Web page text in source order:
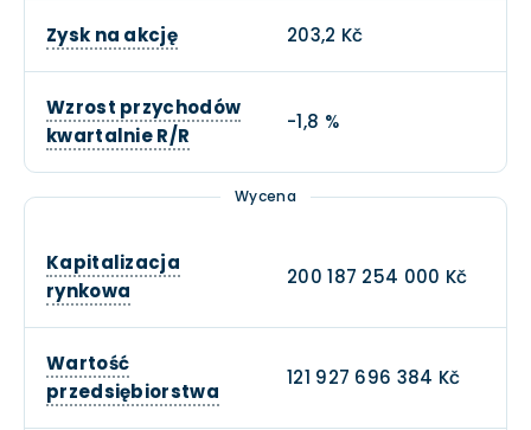
Zysk na akcję 203,2 Kč
Wzrost przychodów
kwartalnie R/R
-1,8 %
Wycena
Kapitalizacja
rynkowa
200 187 254 000 Kč
Wartość
przedsiębiorstwa
121 927 696 384 Kč